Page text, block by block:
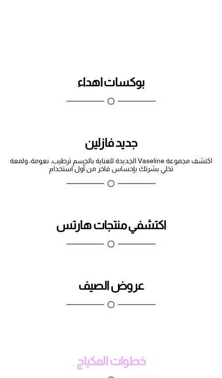
بوكسات اهداء
جديد فازلين
اكتشف مجموعة Vaseline الجديدة للعناية بالجسم ترطيب، نعومة، ولمعة
تخلي بشرتك بإحساس فاخر من أول استخدام
اكتشفي منتجات هارتس
عروض الصيف
خطوات المكياج